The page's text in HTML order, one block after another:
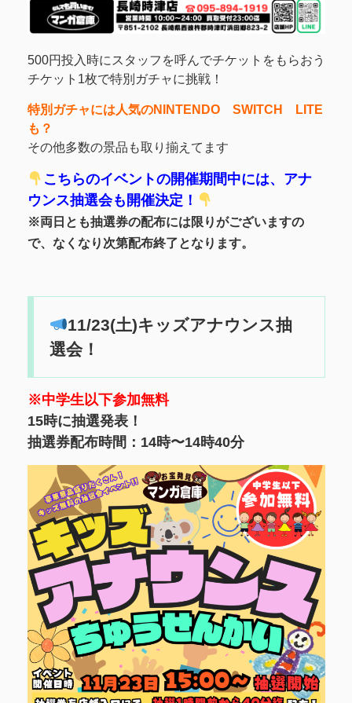
500円投入時にスタッフを呼んでチケットをもらおう
チケット1枚で特別ガチャに挑戦！
特別ガチャには人気のNINTENDO SWITCH LITE
も？
その他多数の景品も取り揃えてます
こちらのイベントの開催期間中には、アナ
ウンス抽選会も開催決定！
※両日とも抽選券の配布には限りがございますの
で、なくなり次第配布終了となります。
11/23(土)キッズアナウンス抽
選会！
※中学生以下参加無料
15時に抽選発表！
抽選券配布時間：14時〜14時40分